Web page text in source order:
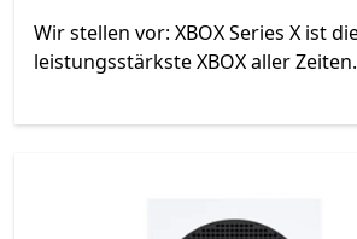
Wir stellen vor: XBOX Series X ist
leistungsstärkste XBOX aller